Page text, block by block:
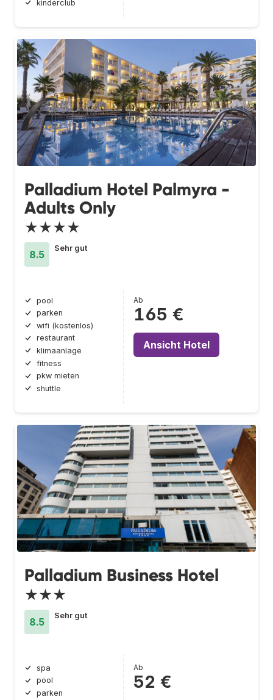
kinderclub
Palladium Hotel Palmyra -
Adults Only
★★★★
8.5
Sehr gut
pool
parken
wifi (kostenlos)
restaurant
klimaanlage
fitness
pkw mieten
shuttle
Ab
165 €
Ansicht Hotel
Palladium Business Hotel
★★★
8.5
Sehr gut
spa
pool
parken
Ab
52 €